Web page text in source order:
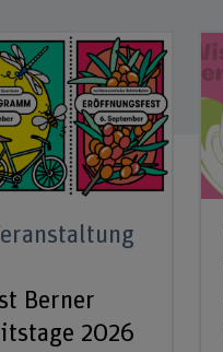
Berner
2026